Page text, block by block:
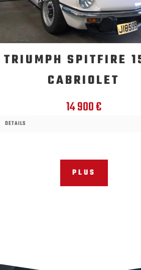
TRIUMPH SPITFIRE
CABRIOLET
14 900 €
DETAILS
PLUS